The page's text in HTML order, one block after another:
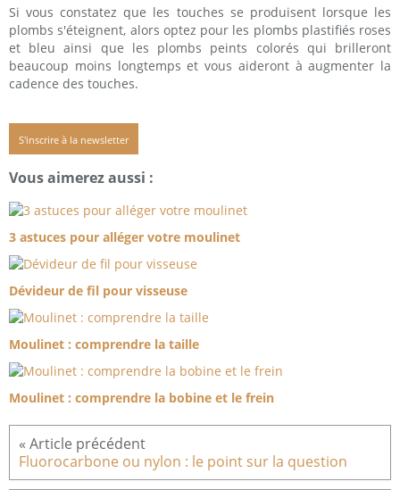
Si vous constatez que les touches se produisent lorsque les
plombs s'éteignent, alors optez pour les plombs plastifiés roses
et bleu ainsi que les plombs peints colorés qui brilleront
beaucoup moins longtemps et vous aideront à augmenter la
cadence des touches.
S'inscrire à la newsletter
Vous aimerez aussi :
3 astuces pour alléger votre moulinet
Dévideur de fil pour visseuse
Moulinet : comprendre la taille
Moulinet : comprendre la bobine et le frein
Fluorocarbone ou nylon : le point sur la question